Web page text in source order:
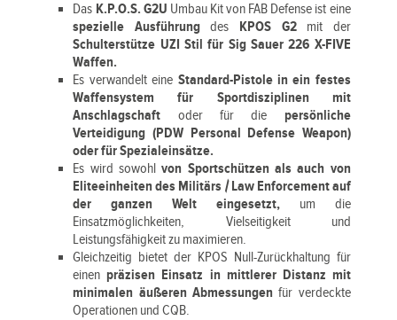
Das K.P.O.S. G2U Umbau Kit von FAB Defense ist eine
spezielle Ausführungdes KPOS G2 mit der
Schulterstütze UZI Stil für Sig Sauer 226 X-FIVE
Waffen.
Es verwandelt eine Standard-Pistole in ein festes
Waffensystem für Sportdisziplinen mit
Anschlagschaft oder für die persönliche
Verteidigung (PDW Personal Defense Weapon)
oder für Spezialeinsätze.
Es wird sowohlvon Sportschützen als auch von
Eliteeinheiten des Militärs / Law Enforcement auf
der ganzen Welt eingesetzt,um die
Einsatzmöglichkeiten, Vielseitigkeit und
Leistungsfähigkeit zu maximieren.
Gleichzeitig bietet der KPOS Null-Zurückhaltung für
einen präzisen Einsatz in mittlerer Distanz mit
minimalen äußeren Abmessungen für verdeckte
Operationen und CQB.